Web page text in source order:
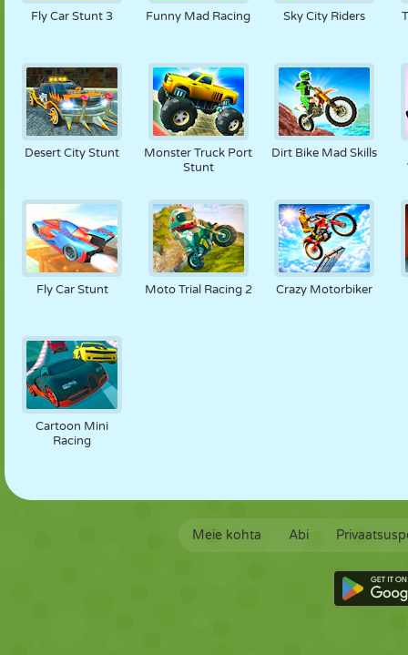
Fly Car Stunt 3 Funny Mad Racing Sky City Riders
Desert City Stunt
Monster Truck Port
Stunt
Dirt Bike Mad Skills
Fly Car Stunt Moto Trial Racing 2 Crazy Motorbiker
Cartoon Mini
Racing
Meie kohta Abi